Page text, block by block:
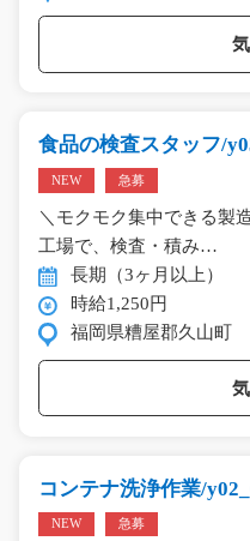
食品の検査スタッフ/
NEW 急募
＼モクモク集中できる製
工場で、検査・積み…
長期（3ヶ月以上）
時給1,250円
福岡県糟屋郡久山町
コンテナ洗浄作業/
NEW 急募